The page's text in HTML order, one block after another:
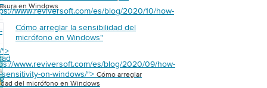
www.reviversoft.com/es/blog/2020/10/how-
en Windows
Cómo arreglar la sensibilidad del
micrófono en Windows"
www.reviversoft.com/es/blog/2020/09/how-
sensitivity-on-windows/"> Cómo arreglar
del micrófono en Windows